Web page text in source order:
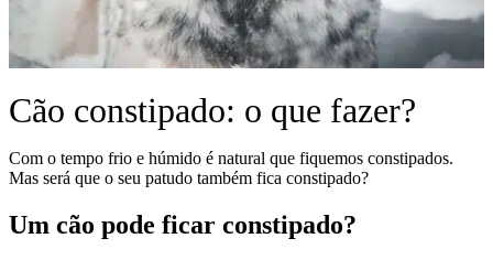
Cão constipado: o que fazer?
Com o tempo frio e húmido é natural que fiquemos constipados.
Mas será que o seu patudo também fica constipado?
Um cão pode ficar constipado?